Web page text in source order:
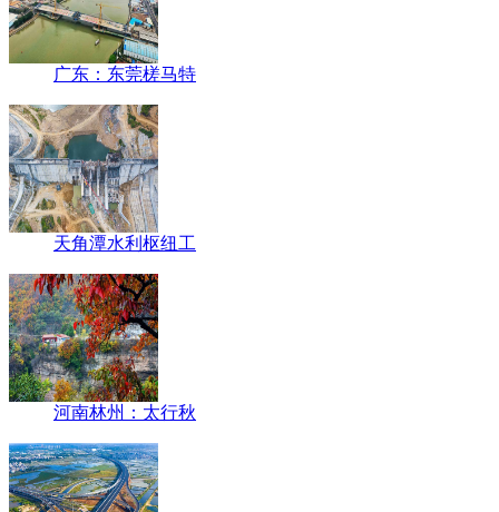
广东：东莞槎马特
天角潭水利枢纽工
河南林州：太行秋